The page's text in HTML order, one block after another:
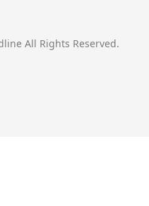
All Rights Reserved.